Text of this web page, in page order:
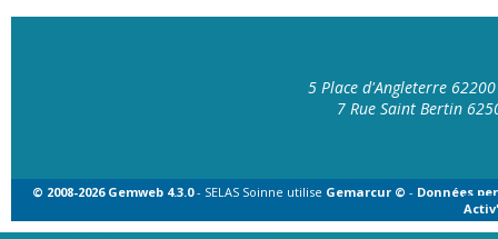
5 Place d'Angleterre
7 Rue Saint Bertin
© 2008-2026 Gemweb 4.3.0- SELAS Soinne utilise Gemarcur © - Données